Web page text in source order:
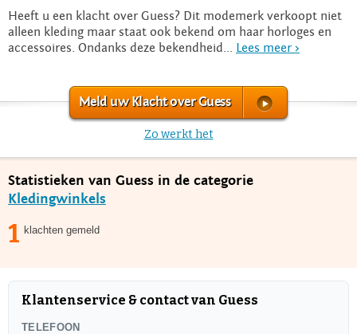
Heeft u een klacht over Guess? Dit modemerk verkoopt niet
alleen kleding maar staat ook bekend om haar horloges en
accessoires. Ondanks deze bekendheid... Lees meer >
Meld uw Klacht over Guess
Zo werkt het
Statistieken van Guess in de categorie
Kledingwinkels
1 klachten gemeld
Klantenservice & contact van Guess
TELEFOON